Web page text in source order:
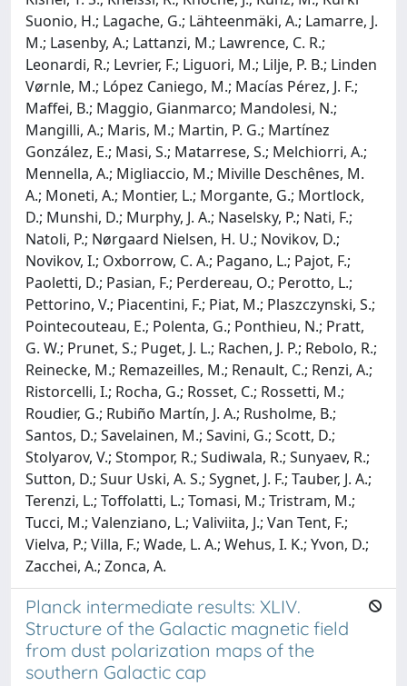
Suonio, H.; Lagache, G.; Lähteenmäki, A.; Lamarre, J.
M.; Lasenby, A.; Lattanzi, M.; Lawrence, C. R.;
Leonardi, R.; Levrier, F.; Liguori, M.; Lilje, P. B.; Linden
Vørnle, M.; López Caniego, M.; Macías Pérez, J. F.;
Maffei, B.; Maggio, Gianmarco; Mandolesi, N.;
Mangilli, A.; Maris, M.; Martin, P. G.; Martínez
González, E.; Masi, S.; Matarrese, S.; Melchiorri, A.;
Mennella, A.; Migliaccio, M.; Miville Deschênes, M.
A.; Moneti, A.; Montier, L.; Morgante, G.; Mortlock,
D.; Munshi, D.; Murphy, J. A.; Naselsky, P.; Nati, F.;
Natoli, P.; Nørgaard Nielsen, H. U.; Novikov, D.;
Novikov, I.; Oxborrow, C. A.; Pagano, L.; Pajot, F.;
Paoletti, D.; Pasian, F.; Perdereau, O.; Perotto, L.;
Pettorino, V.; Piacentini, F.; Piat, M.; Plaszczynski, S.;
Pointecouteau, E.; Polenta, G.; Ponthieu, N.; Pratt,
G. W.; Prunet, S.; Puget, J. L.; Rachen, J. P.; Rebolo, R.;
Reinecke, M.; Remazeilles, M.; Renault, C.; Renzi, A.;
Ristorcelli, I.; Rocha, G.; Rosset, C.; Rossetti, M.;
Roudier, G.; Rubiño Martín, J. A.; Rusholme, B.;
Santos, D.; Savelainen, M.; Savini, G.; Scott, D.;
Stolyarov, V.; Stompor, R.; Sudiwala, R.; Sunyaev, R.;
Sutton, D.; Suur Uski, A. S.; Sygnet, J. F.; Tauber, J. A.;
Terenzi, L.; Toffolatti, L.; Tomasi, M.; Tristram, M.;
Tucci, M.; Valenziano, L.; Valiviita, J.; Van Tent, F.;
Vielva, P.; Villa, F.; Wade, L. A.; Wehus, I. K.; Yvon, D.;
Zacchei, A.; Zonca, A.
Planck intermediate results: XLIV.
Structure of the Galactic magnetic field
from dust polarization maps of the
southern Galactic cap